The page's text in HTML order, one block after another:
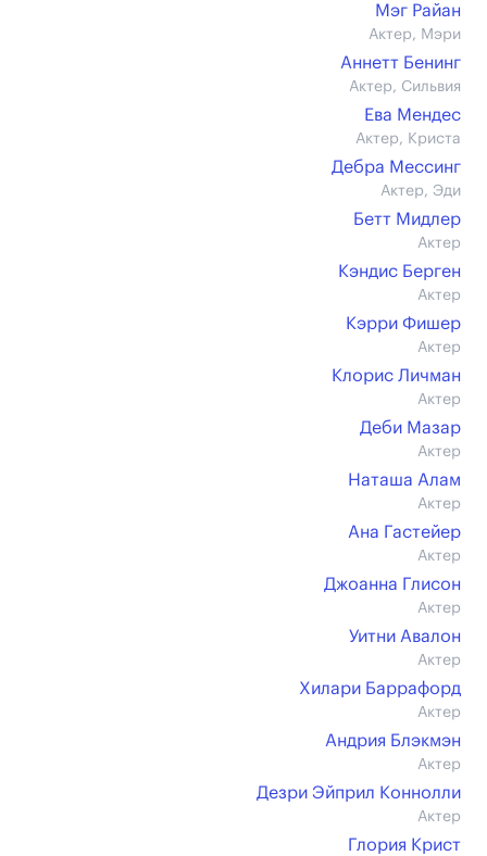
Мэг Райан
Актер, Мэри
Аннетт Бенинг
Актер, Сильвия
Ева Мендес
Актер, Криста
Дебра Мессинг
Актер, Эди
Бетт Мидлер
Актер
Кэндис Берген
Актер
Кэрри Фишер
Актер
Клорис Личман
Актер
Деби Мазар
Актер
Наташа Алам
Актер
Ана Гастейер
Актер
Джоанна Глисон
Актер
Уитни Авалон
Актер
Хилари Баррафорд
Актер
Андрия Блэкмэн
Актер
Дезри Эйприл Коннолли
Актер
Глория Крист